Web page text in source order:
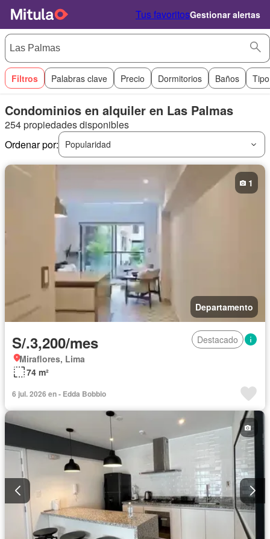
Tus favoritosGestionar alertas
Filtros Palabras clave Precio Dormitorios Baños
Condominios en alquiler en Las Palmas
254 propiedades disponibles
Ordenar por:
Popularidad
Departamento
1
S/.3,200/mes
Destacado
Miraflores, Lima
74 m²
6 jul. 2026 en - Edda Bobbio